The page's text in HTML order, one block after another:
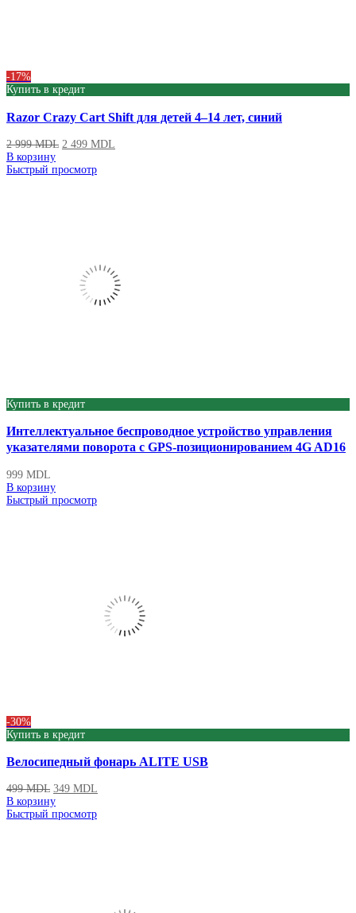
-17%
Купить в кредит
Razor Crazy Cart Shift для детей 4–14 лет, синий
2 999MDL 2 499 MDL
В корзину
Быстрый просмотр
Купить в кредит
Интеллектуальное беспроводное устройство управления
указателями поворота с GPS-позиционированием 4G AD16
999 MDL
В корзину
Быстрый просмотр
-30%
Купить в кредит
Велосипедный фонарь ALITE USB
499MDL 349 MDL
В корзину
Быстрый просмотр